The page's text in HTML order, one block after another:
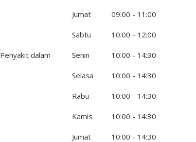
Jumat 09:00 - 11:00
Sabtu 10:00 - 12:00
Penyakit dalam Senin 10:00 - 14:30
Selasa 10:00 - 14:30
Rabu 10:00 - 14:30
Kamis 10:00 - 14:30
Jumat 10:00 - 14:30